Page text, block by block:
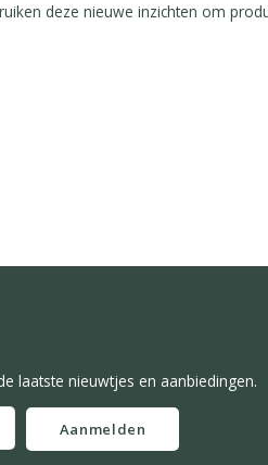
deze nieuwe inzichten om
laatste nieuwtjes en aanbiedingen.
Aanmelden